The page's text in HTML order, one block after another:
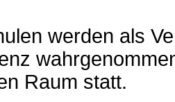
werden als
Raum statt.